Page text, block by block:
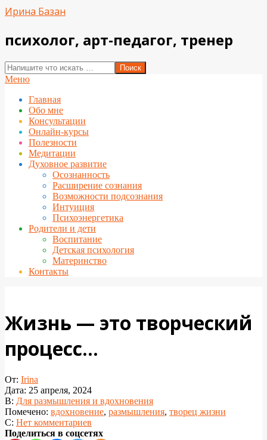
Перейти
Ирина Базан
психолог, арт-педагог, тренер
Поиск
Вторичное
навигации
Меню
Главная
Обо мне
Консультации
Онлайн-курсы
Полезности
Медитации
Духовное развитие
Осознанность
Расширение сознания
Возможности подсознания
Интуиция
Психоэнергетика
Родители и дети
Воспитание
Детская психология
Материнство
Контакты
Жизнь — это творческий
процесс…
От: Irina
Дата: 25 апреля, 2024
В: Для размышления и вдохновения
Помечено: вдохновение, размышления, творец жизни
С: Нет комментариев
Поделиться в соцсетях